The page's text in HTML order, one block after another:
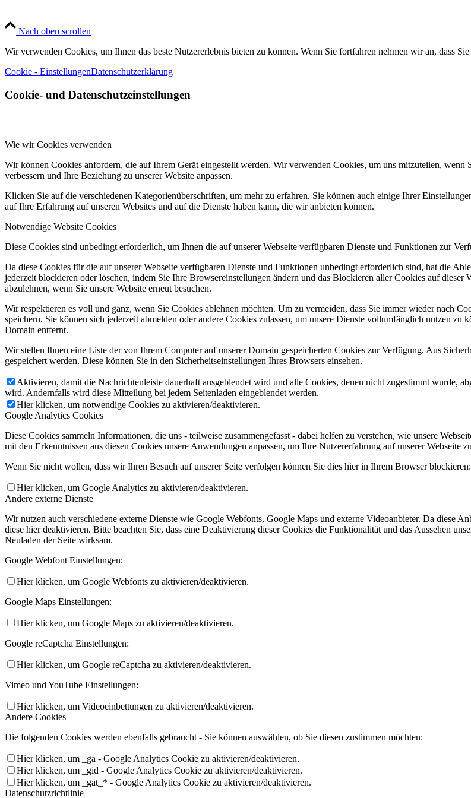
Nach oben scrollen
Wir verwenden Cookies, um Ihnen das beste Nutzererlebnis bieten zu können. Wenn Sie fortfahren nehmen wir an, dass
Cookie - EinstellungenDatenschutzerklärung
Cookie- und Datenschutzeinstellungen
Wie wir Cookies verwenden
Wir können Cookies anfordern, die auf Ihrem Gerät eingestellt werden. Wir verwenden Cookies, um uns mitzuteilen, wenn
verbessern und Ihre Beziehung zu unserer Website anpassen.
Klicken Sie auf die verschiedenen Kategorienüberschriften, um mehr zu erfahren. Sie können auch einige Ihrer
auf Ihre Erfahrung auf unseren Websites und auf die Dienste haben kann, die wir anbieten können.
Notwendige Website Cookies
Diese Cookies sind unbedingt erforderlich, um Ihnen die auf unserer Webseite verfügbaren Dienste und Funktionen zur
Da diese Cookies für die auf unserer Webseite verfügbaren Dienste und Funktionen unbedingt erforderlich sind, hat die
jederzeit blockieren oder löschen, indem Sie Ihre Browsereinstellungen ändern und das Blockieren aller Cookies auf
abzulehnen, wenn Sie unsere Website erneut besuchen.
Wir respektieren es voll und ganz, wenn Sie Cookies ablehnen möchten. Um zu vermeiden, dass Sie immer wieder nach
speichern. Sie können sich jederzeit abmelden oder andere Cookies zulassen, um unsere Dienste vollumfänglich nutzen zu
Domain entfernt.
Wir stellen Ihnen eine Liste der von Ihrem Computer auf unserer Domain gespeicherten Cookies zur Verfügung. Aus
gespeichert werden. Diese können Sie in den Sicherheitseinstellungen Ihres Browsers einsehen.
Aktivieren, damit die Nachrichtenleiste dauerhaft ausgeblendet wird und alle Cookies, denen nicht zugestimmt wurde,
wird. Andernfalls wird diese Mitteilung bei jedem Seitenladen eingeblendet werden.
Hier klicken, um notwendige Cookies zu aktivieren/deaktivieren.
Google Analytics Cookies
Diese Cookies sammeln Informationen, die uns - teilweise zusammengefasst - dabei helfen zu verstehen, wie unsere
mit den Erkenntnissen aus diesen Cookies unsere Anwendungen anpassen, um Ihre Nutzererfahrung auf unserer Webseite
Wenn Sie nicht wollen, dass wir Ihren Besuch auf unserer Seite verfolgen können Sie dies hier in Ihrem Browser blockieren:
Hier klicken, um Google Analytics zu aktivieren/deaktivieren.
Andere externe Dienste
Wir nutzen auch verschiedene externe Dienste wie Google Webfonts, Google Maps und externe Videoanbieter. Da diese
diese hier deaktivieren. Bitte beachten Sie, dass eine Deaktivierung dieser Cookies die Funktionalität und das Aussehen
Neuladen der Seite wirksam.
Google Webfont Einstellungen:
Hier klicken, um Google Webfonts zu aktivieren/deaktivieren.
Google Maps Einstellungen:
Hier klicken, um Google Maps zu aktivieren/deaktivieren.
Google reCaptcha Einstellungen:
Hier klicken, um Google reCaptcha zu aktivieren/deaktivieren.
Vimeo und YouTube Einstellungen:
Hier klicken, um Videoeinbettungen zu aktivieren/deaktivieren.
Andere Cookies
Die folgenden Cookies werden ebenfalls gebraucht - Sie können auswählen, ob Sie diesen zustimmen möchten:
Hier klicken, um _ga - Google Analytics Cookie zu aktivieren/deaktivieren.
Hier klicken, um _gid - Google Analytics Cookie zu aktivieren/deaktivieren.
Hier klicken, um _gat_* - Google Analytics Cookie zu aktivieren/deaktivieren.
Datenschutzrichtlinie